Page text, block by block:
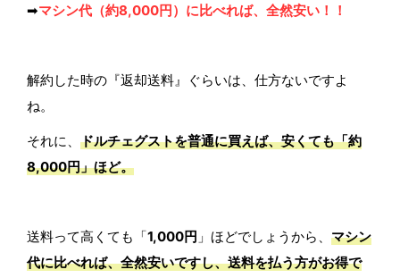
➡マシン代（約8,000円）に比べれば、全然安い！！
解約した時の『返却送料』ぐらいは、仕方ないですよ
ね。
それに、 ドルチェグストを普通に買えば、安くても「約
8,000円」ほど。
送料って高くても「1,000円 」ほどでしょうから、 マシン
代に比べれば、全然安いですし、送料を払う方がお得で